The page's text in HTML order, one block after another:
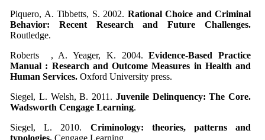
Piquero, A. Tibbetts, S. 2002. Rational Choice and Criminal
Behavior: Recent Research and Future Challenges.
Routledge.
Roberts , A. Yeager, K. 2004.Evidence-Based Practice
Manual : Research and Outcome Measures in Health and
Human Services. Oxford University press.
Siegel, L. Welsh, B. 2011. Juvenile Delinquency: The Core.
Wadsworth Cengage Learning.
Siegel, L. 2010. Criminology­: theories, patterns and
typologies. Cengage Learning.